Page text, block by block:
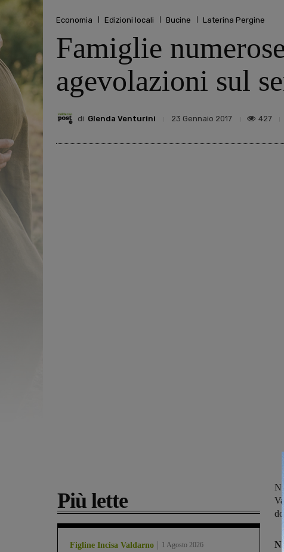
Economia Edizioni locali Bucine Laterina Pergine
Famiglie
agevolazioni sul
di Glenda Venturini 23 Gennaio 2017 427
Più lette
Figline Incisa Valdarno 1 Agosto 2026